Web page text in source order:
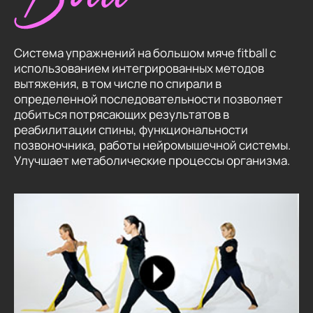
Система упражнений на большом мяче fitball с
использованием интегрированных методов
вытяжения, в том числе по спирали в
определенной последовательности позволяет
добиться потрясающих результатов в
реабилитации спины, функциональности
позвоночника, работы нейромышечной системы.
Улучшает метаболические процессы организма.